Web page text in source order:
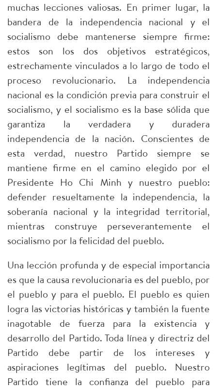
muchas lecciones valiosas. En primer lugar, la
bandera de la independencia nacional y el
socialismo debe mantenerse siempre firme:
estos son los dos objetivos estratégicos,
estrechamente vinculados a lo largo de todo el
proceso revolucionario. La independencia
nacional es la condición previa para construir el
socialismo, y el socialismo es la base sólida que
garantiza la verdadera y duradera
independencia de la nación. Conscientes de
esta verdad, nuestro Partido siempre se
mantiene firme en el camino elegido por el
Presidente Ho Chi Minh y nuestro pueblo:
defender resueltamente la independencia, la
soberanía nacional y la integridad territorial,
mientras construye perseverantemente el
socialismo por la felicidad del pueblo.
Una lección profunda y de especial importancia
es que la causa revolucionaria es del pueblo, por
el pueblo y para el pueblo. El pueblo es quien
logra las victorias históricas y también la fuente
inagotable de fuerza para la existencia y
desarrollo del Partido. Toda línea y directriz del
Partido debe partir de los intereses y
aspiraciones legítimas del pueblo. Nuestro
Partido tiene la confianza del pueblo para